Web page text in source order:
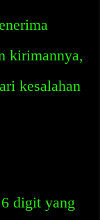
kirimannya,
kesalahan
digit yang